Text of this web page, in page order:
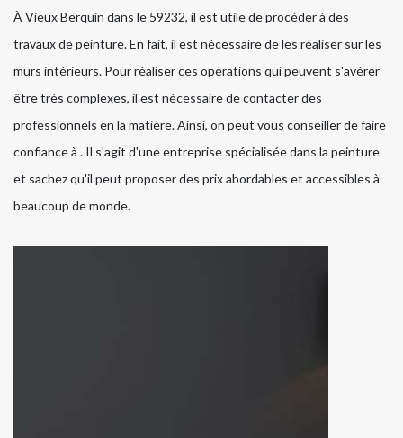
À Vieux Berquin dans le 59232, il est utile de procéder à des
travaux de peinture. En fait, il est nécessaire de les réaliser sur les
murs intérieurs. Pour réaliser ces opérations qui peuvent s'avérer
être très complexes, il est nécessaire de contacter des
professionnels en la matière. Ainsi, on peut vous conseiller de faire
confiance à . Il s'agit d'une entreprise spécialisée dans la peinture
et sachez qu'il peut proposer des prix abordables et accessibles à
beaucoup de monde.